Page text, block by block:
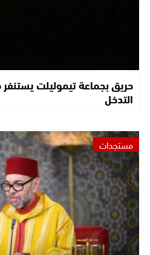
حريق بجماعة تيموليلت
التدخل
مستجدات